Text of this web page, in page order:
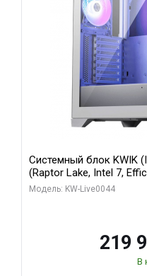
Системный блок KWIK
(Raptor Lake, Intel 7,
модуля)/ Gigabyte
Модель: KW-Live0044
219
В